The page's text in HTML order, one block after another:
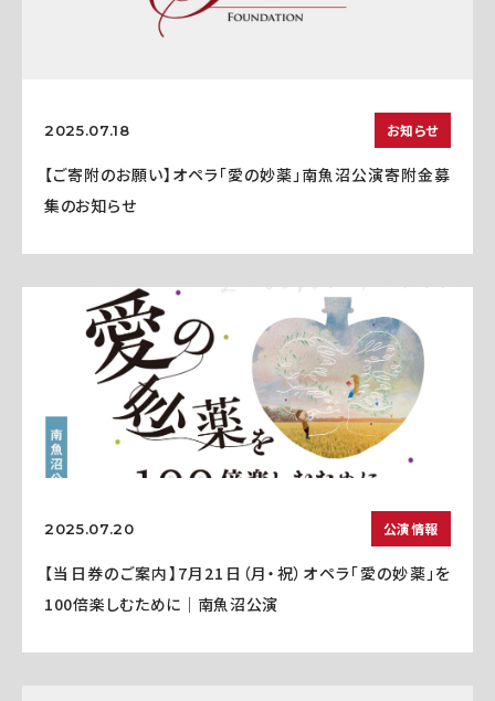
2025.07.18 お知らせ
【ご寄附のお願い】オペラ「愛の妙薬」南魚沼公演寄附金募
集のお知らせ
2025.07.20 公演情報
【当日券のご案内】7月21日（月・祝）オペラ「愛の妙薬」を
100倍楽しむために｜南魚沼公演